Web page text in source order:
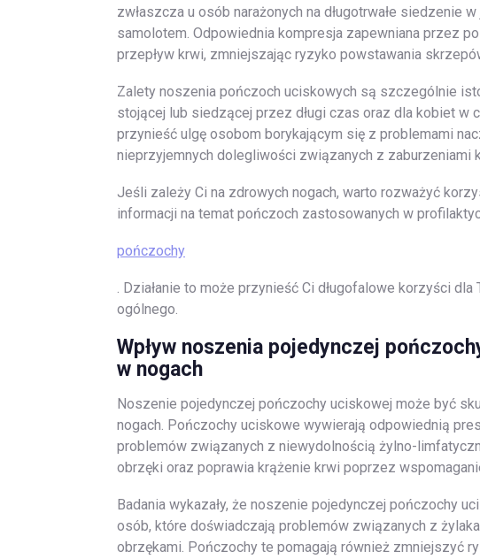
zwłaszcza u osób narażonych na długotrwałe siedzenie
samolotem. Odpowiednia kompresja zapewniana przez
przepływ krwi, zmniejszając ryzyko powstawania
Zalety noszenia pończoch uciskowych są szczególnie
stojącej lub siedzącej przez długi czas oraz dla kobiet w
przynieść ulgę osobom borykającym się z problemami
nieprzyjemnych dolegliwości związanych z zaburzeniami
Jeśli zależy Ci na zdrowych nogach, warto rozważyć
informacji na temat pończoch zastosowanych w
pończochy
. Działanie to może przynieść Ci długofalowe korzyści
ogólnego.
Wpływ noszenia pojedynczej
w nogach
Noszenie pojedynczej pończochy uciskowej może być
nogach. Pończochy uciskowe wywierają odpowiednią
problemów związanych z niewydolnością żylno-
obrzęki oraz poprawia krążenie krwi poprzez
Badania wykazały, że noszenie pojedynczej pończochy
osób, które doświadczają problemów związanych z
obrzękami. Pończochy te pomagają również zmniejszyć